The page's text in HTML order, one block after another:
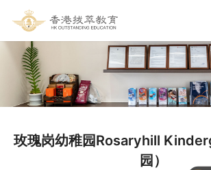
玫瑰岗幼稚园Rosaryhill
园）